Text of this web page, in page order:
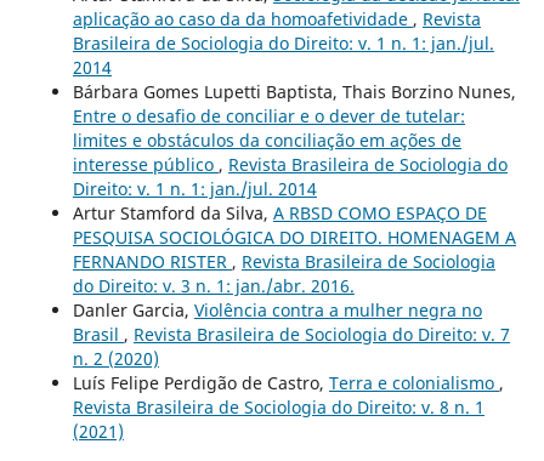
aplicação ao caso da da homoafetividade , Revista
Brasileira de Sociologia do Direito: v. 1 n. 1: jan./jul.
2014
Bárbara Gomes Lupetti Baptista, Thais Borzino Nunes,
Entre o desafio de conciliar e o dever de tutelar:
limites e obstáculos da conciliação em ações de
interesse público , Revista Brasileira de Sociologia do
Direito: v. 1 n. 1: jan./jul. 2014
Artur Stamford da Silva, A RBSD COMO ESPAÇO DE
PESQUISA SOCIOLÓGICA DO DIREITO. HOMENAGEM A
FERNANDO RISTER , Revista Brasileira de Sociologia
do Direito: v. 3 n. 1: jan./abr. 2016.
Danler Garcia, Violência contra a mulher negra no
Brasil , Revista Brasileira de Sociologia do Direito: v. 7
n. 2 (2020)
Luís Felipe Perdigão de Castro, Terra e colonialismo ,
Revista Brasileira de Sociologia do Direito: v. 8 n. 1
(2021)